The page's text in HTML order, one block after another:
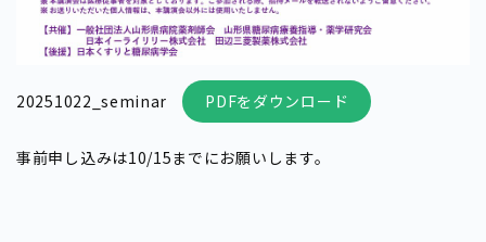
20251022_seminar PDFをダウンロード
事前申し込みは10/15までにお願いします。